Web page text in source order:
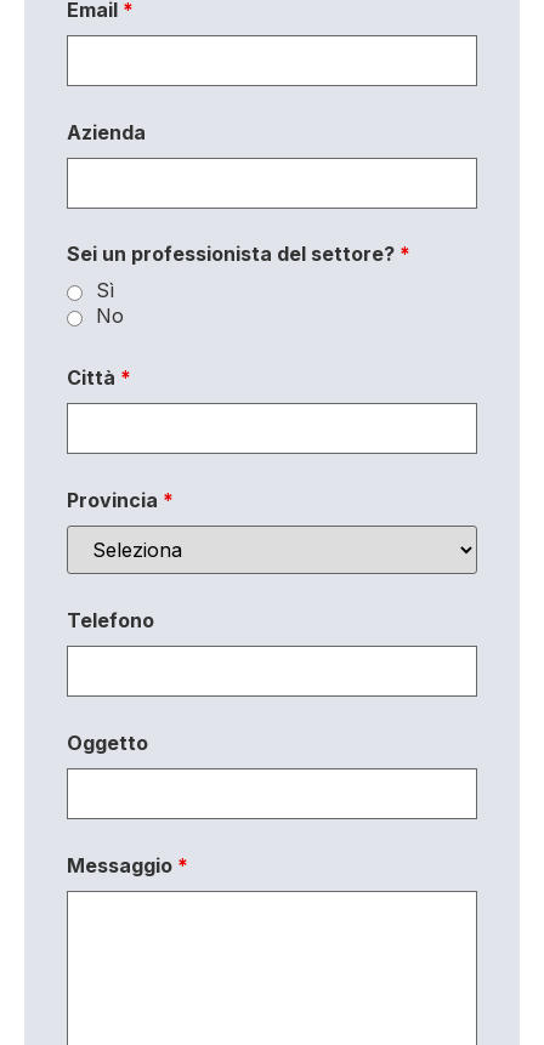
Email *
Azienda
Sei un professionista del settore? *
Sì
No
Città *
Provincia *
Telefono
Oggetto
Messaggio *